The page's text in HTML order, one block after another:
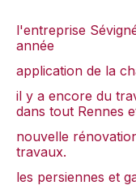
l'entreprise
année
application de la
il y a encore du
dans tout Rennes
nouvelle
travaux.
les persiennes et